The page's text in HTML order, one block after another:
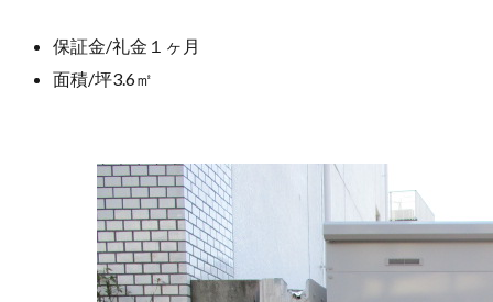
保証金/礼金 １ヶ月
面積/坪3.6㎡